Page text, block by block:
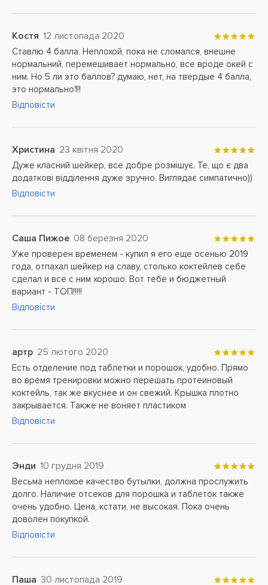
Костя 12 листопада 2020
Ставлю 4 балла. Неплохой, пока не сломался, внешне
нормальний, перемешивает нормально, все вроде окей с
ним. Но 5 ли это баллов? думаю, нет, на твердые 4 балла,
это нормально1!!
Відповісти
Христина 23 квітня 2020
Дуже класний шейкер, все добре розмішує. Те, що є два
додаткові відділення дуже зручно. Виглядає симпатично))
Відповісти
Саша Пижое 08 березня 2020
Уже проверен временем - купил я его еще осенью 2019
года, отпахал шейкер на славу, столько коктейлев себе
сделал и все с ним хорошо. Вот тебе и бюджетный
вариант - ТОП!!!!!
Відповісти
артр 25 лютого 2020
Есть отделение под таблетки и порошок, удобно. Прямо
во время тренировки можно перешать протеиновый
коктейль, так же вкуснее и он свежий. Крышка плотно
закрывается. Также не воняет пластиком
Відповісти
Энди 10 грудня 2019
Весьма неплохое качество бутылки, должна прослужить
долго. Наличие отсеков для порошка и таблеток также
очень удобно. Цена, кстати, не высокая. Пока очень
доволен покупкой.
Відповісти
Паша 30 листопада 2019